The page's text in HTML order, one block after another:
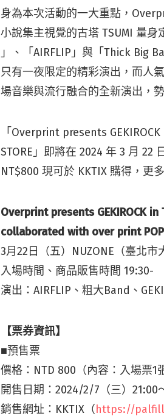
身為本次活動的一大重點，
小說集主視覺的古塔 TSUMI 量身
」、「AIRFLIP」與「Thick Big
只有一夜限定的精彩演出，而人
場音樂與流行融合的全新演出，
「Overprint presents
STORE」即將在 2024 年 3 月 22
NT$800 現可於 KKTIX 購得，更
Overprint presents GEKIROCK in
collaborated with over print
3月22日（五）NUZONE（臺北市
入場時間、商品販售時間 19:30-
演出：AIRFLIP、粗大Band、
【票券資訊】
■預售票
價格：NTD 800（內容：入場票1
開售日期：2024/2/7（三）21:00
銷售網址：KKTIX（https://